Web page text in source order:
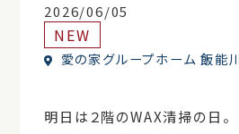
2026/06/05
NEW
愛の家グループホーム 飯能
明日は２階のWAX清掃の日。